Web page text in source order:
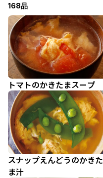
168品
トマトのかきたまスープ
スナップえんどうのかきた
ま汁